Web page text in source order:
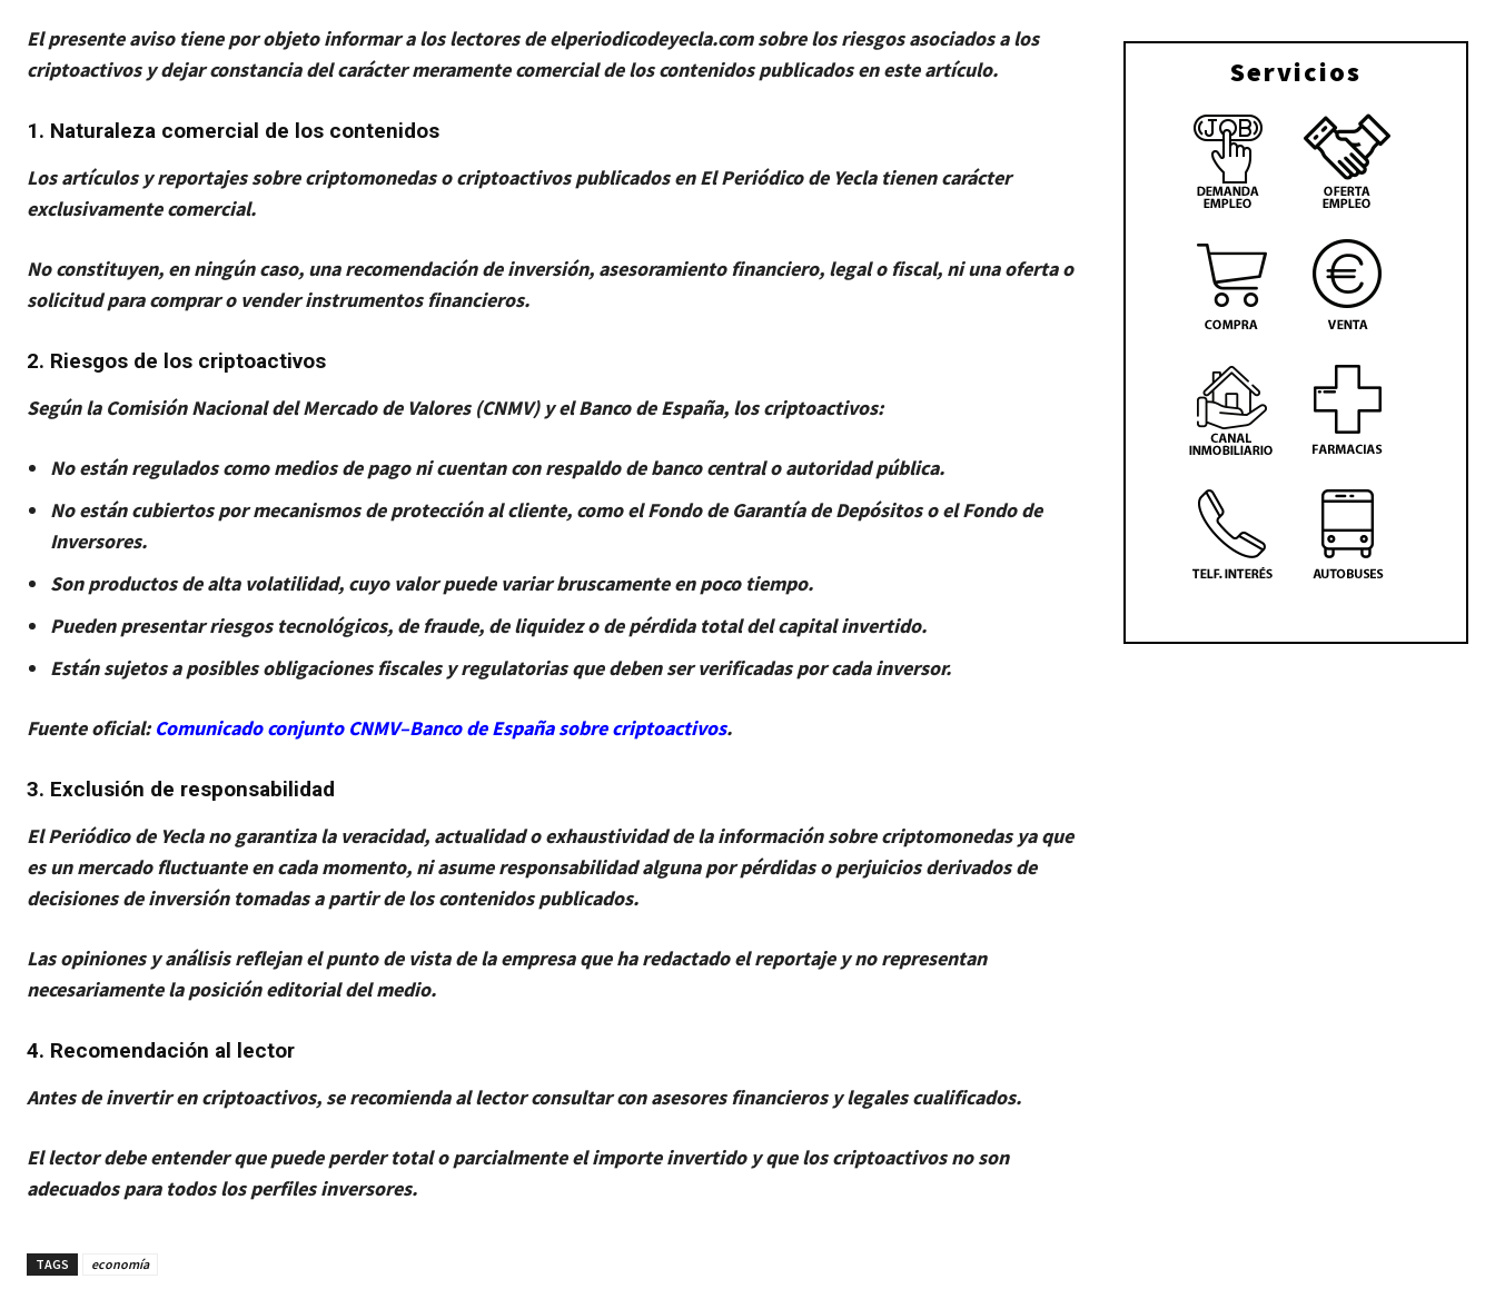
El presente aviso tiene por objeto informar a los lectores de elperiodicodeyecla.com sobre los riesgos asociados a los
criptoactivos y dejar constancia del carácter meramente comercial de los contenidos publicados en este artículo.
1. Naturaleza comercial de los contenidos
Los artículos y reportajes sobre criptomonedas o criptoactivos publicados en El Periódico de Yecla tienen carácter
exclusivamente comercial.
No constituyen, en ningún caso, una recomendación de inversión, asesoramiento financiero, legal o fiscal, ni una oferta o
solicitud para comprar o vender instrumentos financieros.
2. Riesgos de los criptoactivos
Según la Comisión Nacional del Mercado de Valores (CNMV) y el Banco de España, los criptoactivos:
No están regulados como medios de pago ni cuentan con respaldo de banco central o autoridad pública.
No están cubiertos por mecanismos de protección al cliente, como el Fondo de Garantía de Depósitos o el Fondo de
Inversores.
Son productos de alta volatilidad, cuyo valor puede variar bruscamente en poco tiempo.
Pueden presentar riesgos tecnológicos, de fraude, de liquidez o de pérdida total del capital invertido.
Están sujetos a posibles obligaciones fiscales y regulatorias que deben ser verificadas por cada inversor.
Fuente oficial:Comunicado conjunto CNMV–Banco de España sobre criptoactivos.
3. Exclusión de responsabilidad
El Periódico de Yecla no garantiza la veracidad, actualidad o exhaustividad de la información sobre criptomonedas ya que
es un mercado fluctuante en cada momento, ni asume responsabilidad alguna por pérdidas o perjuicios derivados de
decisiones de inversión tomadas a partir de los contenidos publicados.
Las opiniones y análisis reflejan el punto de vista de la empresa que ha redactado el reportaje y no representan
necesariamente la posición editorial del medio.
4. Recomendación al lector
Antes de invertir en criptoactivos, se recomienda al lector consultar con asesores financieros y legales cualificados.
El lector debe entender que puede perder total o parcialmente el importe invertido y que los criptoactivos no son
adecuados para todos los perfiles inversores.
TAGS economía
Servicios